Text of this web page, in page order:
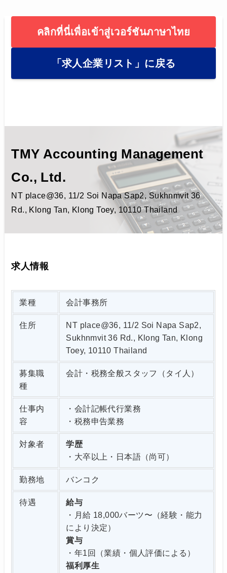
คลิกที่นี่เพื่อเข้าสู่เวอร์ชันภาษาไทย
「求人企業リスト」に戻る
TMY Accounting Management
Co., Ltd.
NT place@36, 11/2 Soi Napa Sap2, Sukhnmvit 36
Rd., Klong Tan, Klong Toey, 10110 Thailand
求人情報
業種 会計事務所
住所
NT place@36, 11/2 Soi Napa Sap2,
Sukhnmvit 36 Rd., Klong Tan, Klong
Toey, 10110 Thailand
募集職
種
会計・税務全般スタッフ（タイ人）
仕事内
容
・会計記帳代行業務
・税務申告業務
対象者
学歴
・大卒以上・日本語（尚可）
勤務地 バンコク
待遇
給与
・月給 18,000バーツ〜（経験・能力
により決定）
賞与
・年1回（業績・個人評価による）
福利厚生